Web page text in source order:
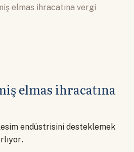
elmas ihracatına vergi
elmas ihracatına
endüstrisini desteklemek